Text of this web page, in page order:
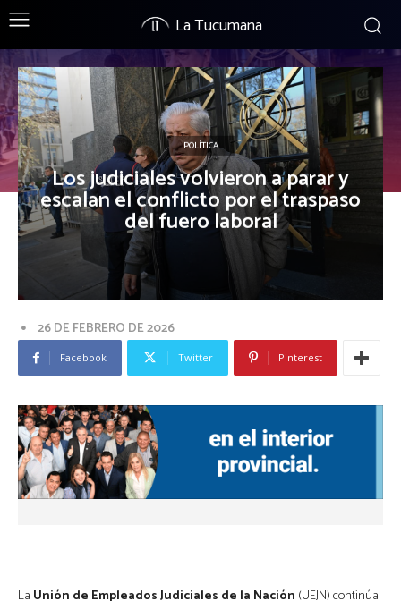
La Tucumana
POLÍTICA
Los judiciales volvieron a parar y
escalan el conflicto por el traspaso
del fuero laboral
26 DE FEBRERO DE 2026
Facebook Twitter Pinterest
La Unión de Empleados Judiciales de la Nación (UEJN) continúa